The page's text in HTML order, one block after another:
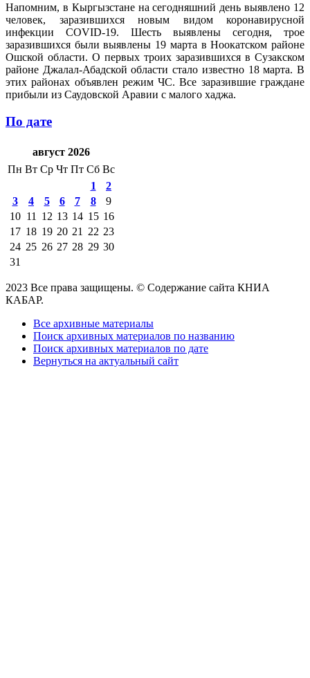
Напомним, в Кыргызстане на сегодняшний день выявлено 12
человек, заразившихся новым видом коронавирусной
инфекции COVID-19. Шесть выявлены сегодня, трое
заразившихся были выявлены 19 марта в Ноокатском районе
Ошской области. О первых троих заразившихся в Сузакском
районе Джалал-Абадской области стало известно 18 марта. В
этих районах объявлен режим ЧС. Все заразившие граждане
прибыли из Саудовской Аравии с малого хаджа.
По дате
август 2026
Пн Вт Ср Чт Пт Сб Вс
1
2
3
4 5 6 7 8
9
10 11 12 13 14 15 16
17 18 19 20 21 22 23
24 25 26 27 28 29 30
31
2023 Все права защищены. © Содержание сайта КНИА
КАБАР.
Все архивные материалы
Поиск архивных материалов по названию
Поиск архивных материалов по дате
Вернуться на актуальный сайт